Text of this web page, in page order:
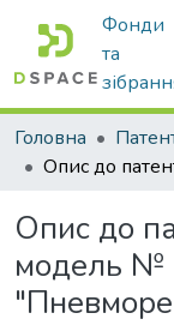
Фонди
та
Головна
Опис до
модель №